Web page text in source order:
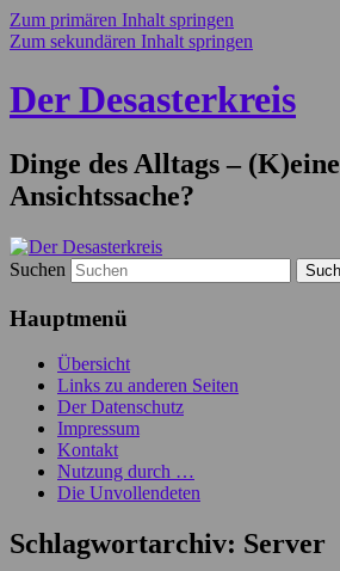
Zum primären Inhalt springen
Zum sekundären Inhalt springen
Der Desasterkreis
Dinge des Alltags – (K)eine
Ansichtssache?
Suchen
Hauptmenü
Übersicht
Links zu anderen Seiten
Der Datenschutz
Impressum
Kontakt
Nutzung durch …
Die Unvollendeten
Schlagwortarchiv: Server